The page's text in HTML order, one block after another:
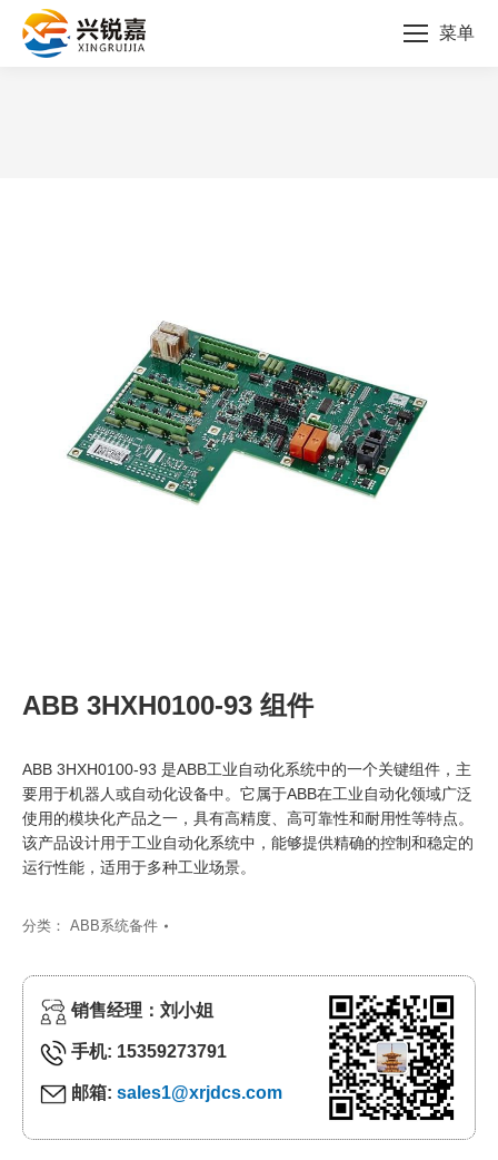
菜单
ABB 3HXH0100-93 组件
ABB 3HXH0100-93 是ABB工业自动化系统中的一个关键组件，主
要用于机器人或自动化设备中。它属于ABB在工业自动化领域广泛
使用的模块化产品之一，具有高精度、高可靠性和耐用性等特点。
该产品设计用于工业自动化系统中，能够提供精确的控制和稳定的
运行性能，适用于多种工业场景。
分类： ABB系统备件
销售经理：刘小姐
手机: 15359273791
邮箱: sales1@xrjdcs.com